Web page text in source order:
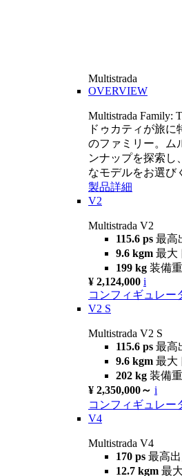
Multistrada
OVERVIEW
Multistrada Family:
ドゥカティが旅
のファミリー。ム
ンナップを探索し
なモデルをお選び
製品詳細
V2
Multistrada V2
115.6 ps 最高
9.6 kgm 最大
199 kg 装備
¥ 2,124,000 i
コンフィギュレー
V2 S
Multistrada V2 S
115.6 ps 最高
9.6 kgm 最大
202 kg 装備
¥ 2,350,000～ i
コンフィギュレー
V4
Multistrada V4
170 ps 最高
12.7 kgm 最